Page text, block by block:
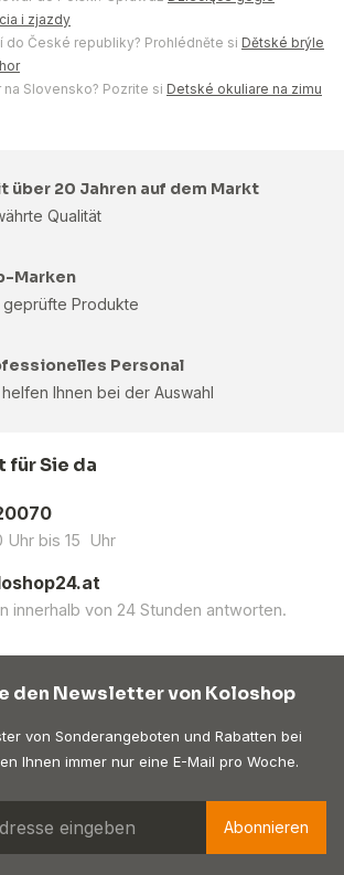
i zjazdy
do České republiky? Prohlédněte si Dětské brýle
Slovensko? Pozrite si Detské okuliare na zimu
über 20 Jahren auf dem Markt
Qualität
Marken
geprüfte Produkte
Personal
Ihnen bei der Auswahl
für Sie da
Uhr bis 15 Uhr
innerhalb von 24 Stunden antworten.
den Newsletter von Koloshop
von Sonderangeboten und Rabatten bei
Ihnen immer nur eine E-Mail pro Woche.
Abonnieren